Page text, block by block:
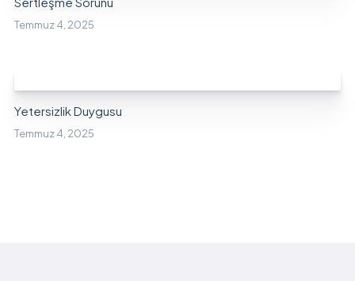
Temmuz 4, 2025
Yetersizlik Duygusu
Temmuz 4, 2025